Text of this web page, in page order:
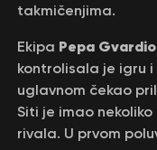
takmičenjima.
Ekipa Pepa
kontrolisala je igru
uglavnom čekao
Siti je imao
rivala. U prvom